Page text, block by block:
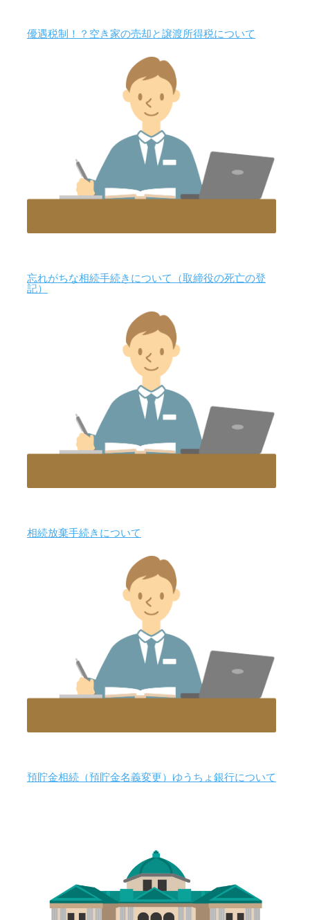
優遇税制！？空き家の売却と譲渡所得税について
忘れがちな相続手続きについて（取締役の死亡の登
記）
相続放棄手続きについて
預貯金相続（預貯金名義変更）ゆうちょ銀行について